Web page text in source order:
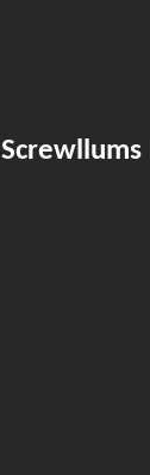
Screwllums